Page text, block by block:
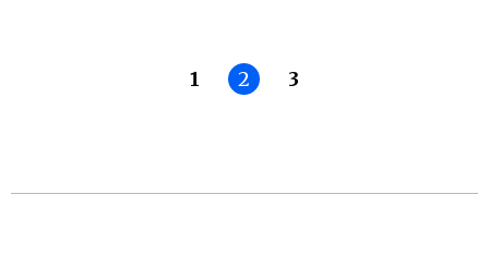
1 2 3